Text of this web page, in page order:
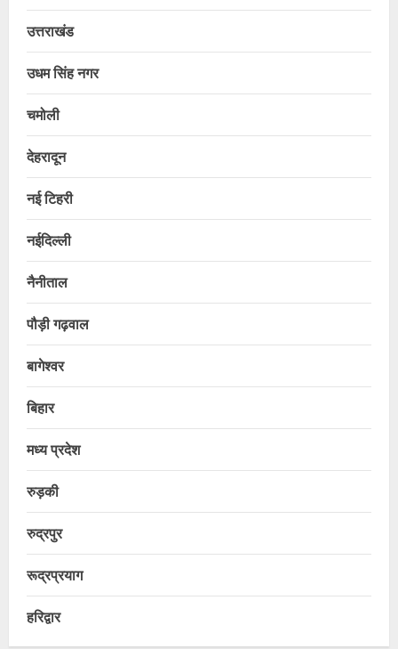
उत्तराखंड
उधम सिंह नगर
चमोली
देहरादून
नई टिहरी
नईदिल्ली
नैनीताल
पौड़ी गढ़वाल
बागेश्वर
बिहार
मध्य प्रदेश
रुड़की
रुद्रपुर
रूद्रप्रयाग
हरिद्वार